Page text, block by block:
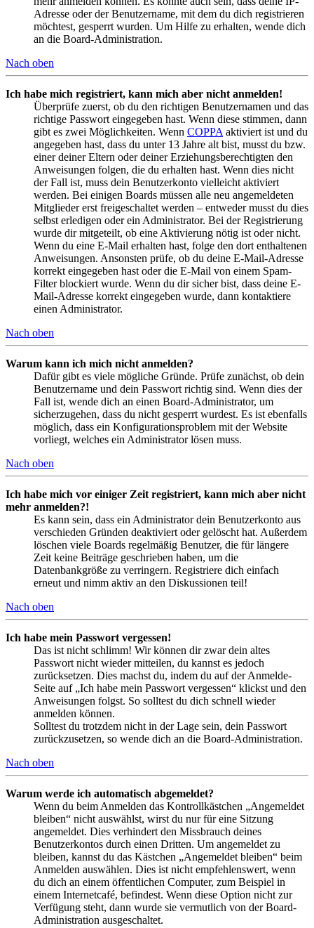
Adresse oder der Benutzername, mit dem du dich registrieren
möchtest, gesperrt wurden. Um Hilfe zu erhalten, wende dich
an die Board-Administration.
Nach oben
Ich habe mich registriert, kann mich aber nicht anmelden!
Überprüfe zuerst, ob du den richtigen Benutzernamen und das
richtige Passwort eingegeben hast. Wenn diese stimmen, dann
gibt es zwei Möglichkeiten. Wenn COPPA aktiviert ist und du
angegeben hast, dass du unter 13 Jahre alt bist, musst du bzw.
einer deiner Eltern oder deiner Erziehungsberechtigten den
Anweisungen folgen, die du erhalten hast. Wenn dies nicht
der Fall ist, muss dein Benutzerkonto vielleicht aktiviert
werden. Bei einigen Boards müssen alle neu angemeldeten
Mitglieder erst freigeschaltet werden – entweder musst du dies
selbst erledigen oder ein Administrator. Bei der Registrierung
wurde dir mitgeteilt, ob eine Aktivierung nötig ist oder nicht.
Wenn du eine E-Mail erhalten hast, folge den dort enthaltenen
Anweisungen. Ansonsten prüfe, ob du deine E-Mail-Adresse
korrekt eingegeben hast oder die E-Mail von einem Spam-
Filter blockiert wurde. Wenn du dir sicher bist, dass deine E-
Mail-Adresse korrekt eingegeben wurde, dann kontaktiere
einen Administrator.
Nach oben
Warum kann ich mich nicht anmelden?
Dafür gibt es viele mögliche Gründe. Prüfe zunächst, ob dein
Benutzername und dein Passwort richtig sind. Wenn dies der
Fall ist, wende dich an einen Board-Administrator, um
sicherzugehen, dass du nicht gesperrt wurdest. Es ist ebenfalls
möglich, dass ein Konfigurationsproblem mit der Website
vorliegt, welches ein Administrator lösen muss.
Nach oben
Ich habe mich vor einiger Zeit registriert, kann mich aber nicht
mehr anmelden?!
Es kann sein, dass ein Administrator dein Benutzerkonto aus
verschieden Gründen deaktiviert oder gelöscht hat. Außerdem
löschen viele Boards regelmäßig Benutzer, die für längere
Zeit keine Beiträge geschrieben haben, um die
Datenbankgröße zu verringern. Registriere dich einfach
erneut und nimm aktiv an den Diskussionen teil!
Nach oben
Ich habe mein Passwort vergessen!
Das ist nicht schlimm! Wir können dir zwar dein altes
Passwort nicht wieder mitteilen, du kannst es jedoch
zurücksetzen. Dies machst du, indem du auf der Anmelde-
Seite auf „Ich habe mein Passwort vergessen“ klickst und den
Anweisungen folgst. So solltest du dich schnell wieder
anmelden können.
Solltest du trotzdem nicht in der Lage sein, dein Passwort
zurückzusetzen, so wende dich an die Board-Administration.
Nach oben
Warum werde ich automatisch abgemeldet?
Wenn du beim Anmelden das Kontrollkästchen „Angemeldet
bleiben“ nicht auswählst, wirst du nur für eine Sitzung
angemeldet. Dies verhindert den Missbrauch deines
Benutzerkontos durch einen Dritten. Um angemeldet zu
bleiben, kannst du das Kästchen „Angemeldet bleiben“ beim
Anmelden auswählen. Dies ist nicht empfehlenswert, wenn
du dich an einem öffentlichen Computer, zum Beispiel in
einem Internetcafé, befindest. Wenn diese Option nicht zur
Verfügung steht, dann wurde sie vermutlich von der Board-
Administration ausgeschaltet.